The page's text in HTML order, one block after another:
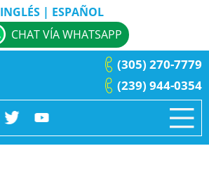
INGLÉS | ESPAÑOL
CHAT VÍA WHATSAPP
(239) 944-0354
(305) 270-7779